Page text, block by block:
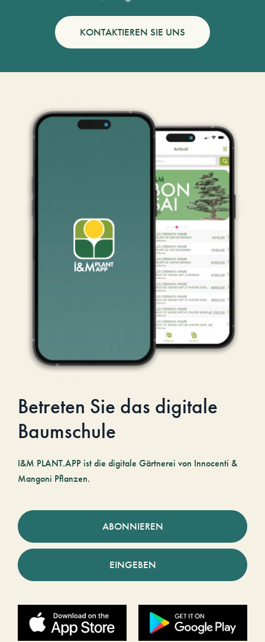
KONTAKTIEREN SIE UNS
Betreten Sie das digitale
Baumschule
I&M PLANT.APP ist die digitale Gärtnerei von Innocenti &
Mangoni Pflanzen.
ABONNIEREN
EINGEBEN